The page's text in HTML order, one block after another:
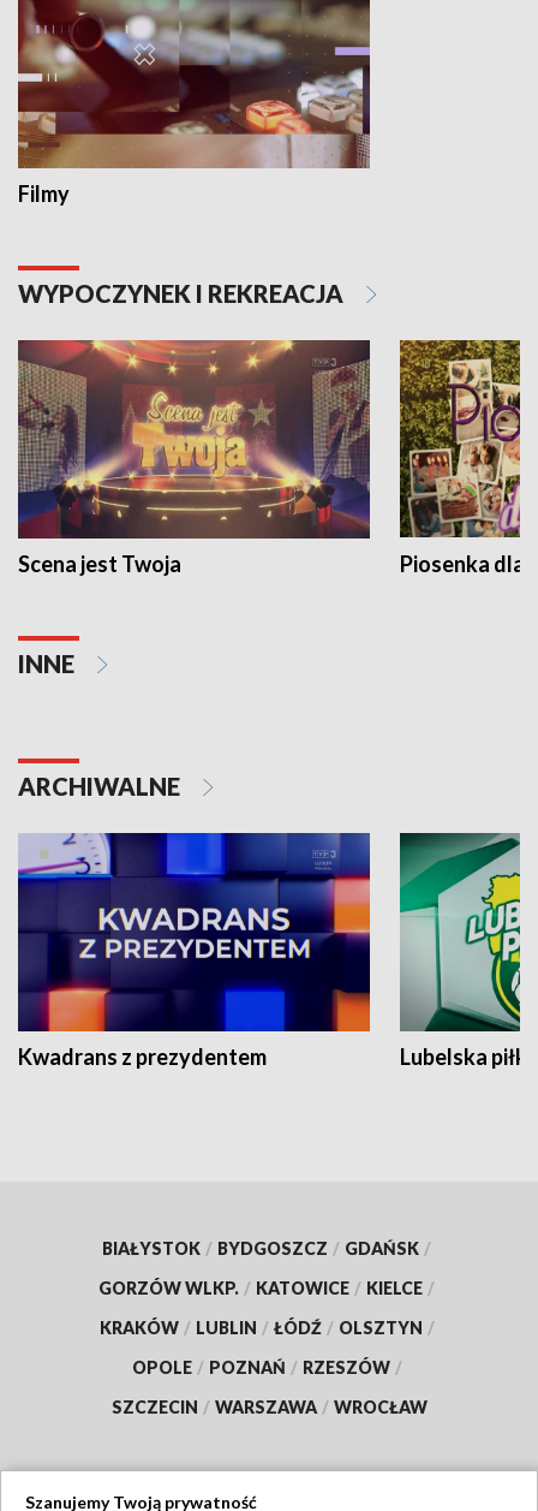
Filmy
WYPOCZYNEK I REKREACJA
Scena jest Twoja Piosenka dla
INNE
ARCHIWALNE
Kwadrans z prezydentem Lubelska piłka
BIAŁYSTOK / BYDGOSZCZ / GDAŃSK /
GORZÓW WLKP. / KATOWICE / KIELCE /
KRAKÓW / LUBLIN / ŁÓDŹ / OLSZTYN /
OPOLE / POZNAŃ / RZESZÓW /
SZCZECIN / WARSZAWA / WROCŁAW
Szanujemy Twoją prywatność